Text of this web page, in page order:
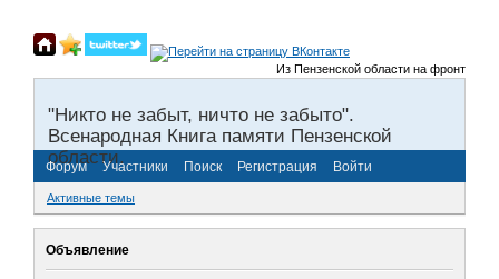
Из Пензенской области на фронты
"Никто не забыт, ничто не забыто".
Всенародная Книга памяти Пензенской
области.
Форум Участники Поиск Регистрация Войти
Активные темы
Объявление